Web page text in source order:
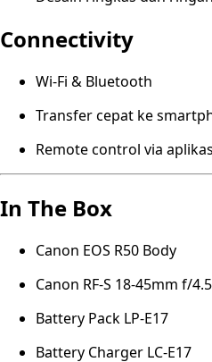
Connectivity
Wi-Fi & Bluetooth
Transfer cepat ke
Remote control via
In The Box
Canon EOS R50 Body
Canon RF-S 18-45mm f/
Battery Pack LP-E17
Battery Charger LC-E17